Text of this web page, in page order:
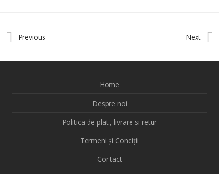
Previous Next
Home
Despre noi
Politica de plati, livrare si retur
Termeni și Condiții
Contact